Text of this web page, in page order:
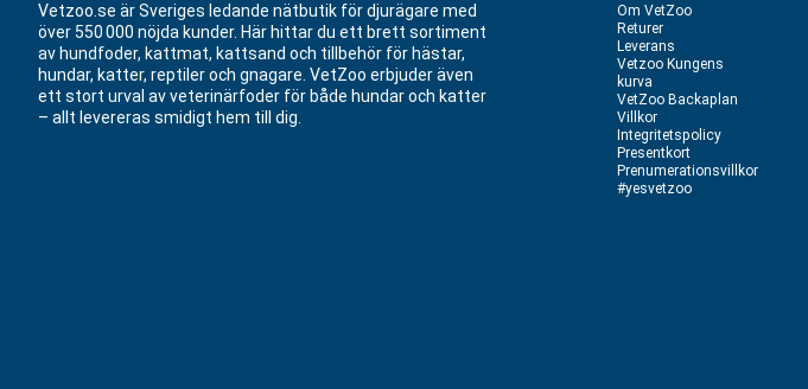
Vetzoo.se är Sveriges ledande nätbutik för djurägare med
över 550 000 nöjda kunder. Här hittar du ett brett sortiment
av hundfoder, kattmat, kattsand och tillbehör för hästar,
hundar, katter, reptiler och gnagare. VetZoo erbjuder även
ett stort urval av veterinärfoder för både hundar och katter
– allt levereras smidigt hem till dig.
Om VetZoo
Returer
Leverans
Vetzoo Kungens
kurva
VetZoo Backaplan
Villkor
Integritetspolicy
Presentkort
Prenumerationsvillkor
#yesvetzoo